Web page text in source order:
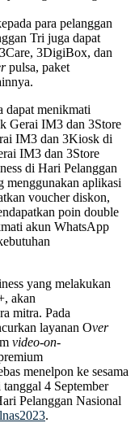
para pelanggan
Tri juga dapat
3DigiBox, dan
pulsa, paket
dapat menikmati
Gerai IM3 dan 3Store
IM3 dan 3Kiosk di
IM3 dan 3Store
di Hari Pelanggan
menggunakan aplikasi
voucher diskon,
poin double
akun WhatsApp
yang melakukan
akan
mitra. Pada
layanan Over
video-on-
menelpon ke sesama
4 September
Pelanggan Nasional
.